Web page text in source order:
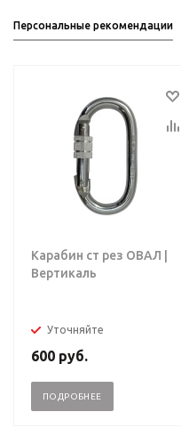
Персональные рекомендации
Карабин ст рез ОВАЛ |
Вертикаль
Уточняйте
600 руб.
ПОДРОБНЕЕ